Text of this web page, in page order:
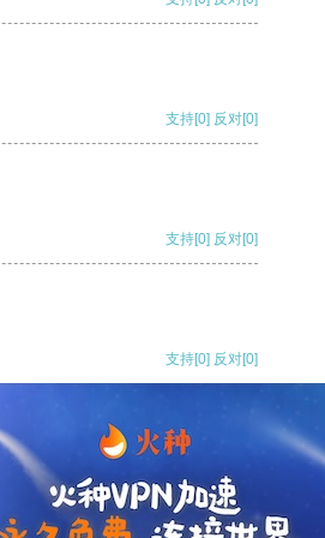
支持[0] 反对[0]
支持[0] 反对[0]
支持[0] 反对[0]
支持 反对